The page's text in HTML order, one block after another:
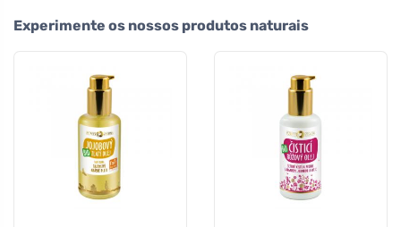
Experimente os nossos produtos naturais